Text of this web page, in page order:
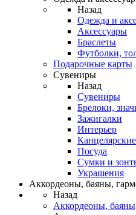
Назад
Одежда и
Аксессуары
Браслеты
Футболки,
Подарочные карты
Сувениры
Назад
Сувениры
Брелоки,
Зажигалки
Интерьер
Посуда
Сумки и
Украшения
Аккордеоны, баяны,
Назад
Аккордеоны,